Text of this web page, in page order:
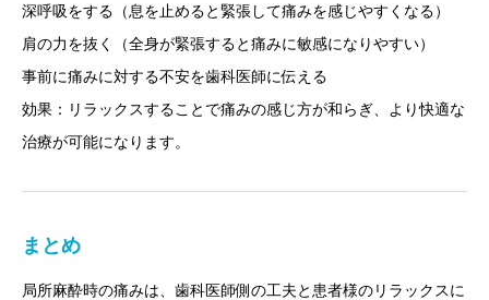
深呼吸をする（息を止めると緊張して痛みを感じやすくなる）
肩の力を抜く（全身が緊張すると痛みに敏感になりやすい）
事前に痛みに対する不安を歯科医師に伝える
効果：リラックスすることで痛みの感じ方が和らぎ、より快適な
治療が可能になります。
まとめ
局所麻酔時の痛みは、歯科医師側の工夫と患者様のリラックスに